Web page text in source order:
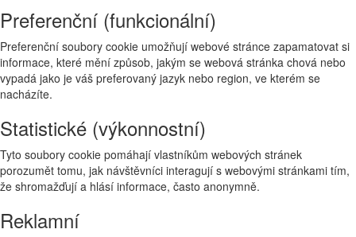
Preferenční (funkcionální)
Preferenční soubory cookie umožňují webové stránce zapamatovat si
informace, které mění způsob, jakým se webová stránka chová nebo
vypadá jako je váš preferovaný jazyk nebo region, ve kterém se
nacházíte.
Statistické (výkonnostní)
Tyto soubory cookie pomáhají vlastníkům webových stránek
porozumět tomu, jak návštěvníci interagují s webovými stránkami tím,
že shromažďují a hlásí informace, často anonymně.
Reklamní